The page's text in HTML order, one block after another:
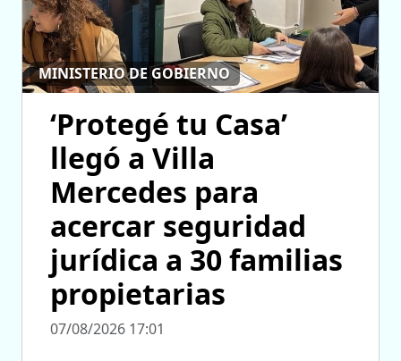
MINISTERIO DE GOBIERNO
‘Protegé tu Casa’
llegó a Villa
Mercedes para
acercar seguridad
jurídica a 30 familias
propietarias
07/08/2026 17:01